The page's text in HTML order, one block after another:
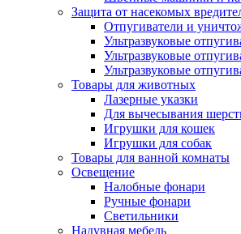
Защита от насекомых
Отпугиватели и
Ультразвуковые
Ультразвуковые
Ультразвуковые
Товары для животных
Лазерные указки
Для вычесывания
Игрушки для кошек
Игрушки для собак
Товары для ванной комнаты
Освещение
Налобные фонари
Ручные фонари
Светильники
Надувная мебель